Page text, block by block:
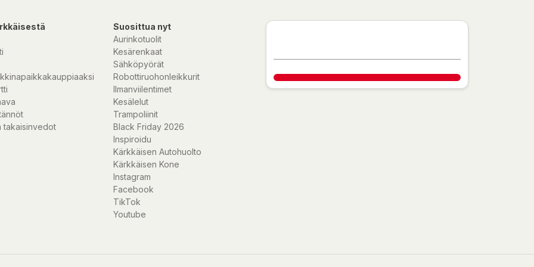
eller är du
meloner, sötä
godissuget
takaisinvedot
Suosittua nyt
Aurinkotuolit
Kesärenkaat
Sähköpyörät
Robottiruohonleikkurit
Ilmanviilentimet
Kesälelut
Trampoliinit
Black Friday 2026
Inspiroidu
Kärkkäisen Autohuolto
Kärkkäisen Kone
Instagram
Facebook
TikTok
Youtube